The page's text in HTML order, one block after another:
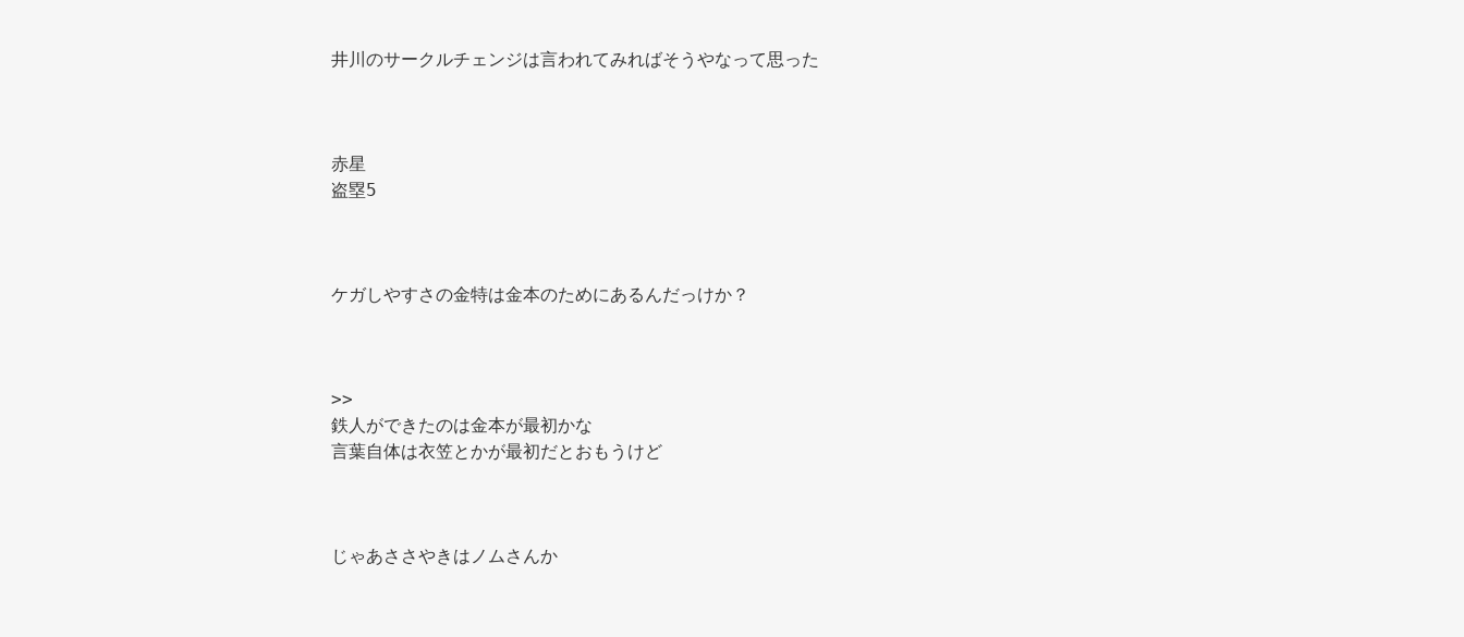
井川のサークルチェンジは言われてみればそうやなって思った
赤星
盗塁5
ケガしやすさの金特は金本のためにあるんだっけか？
>>
鉄人ができたのは金本が最初かな
言葉自体は衣笠とかが最初だとおもうけど
じゃあささやきはノムさんか